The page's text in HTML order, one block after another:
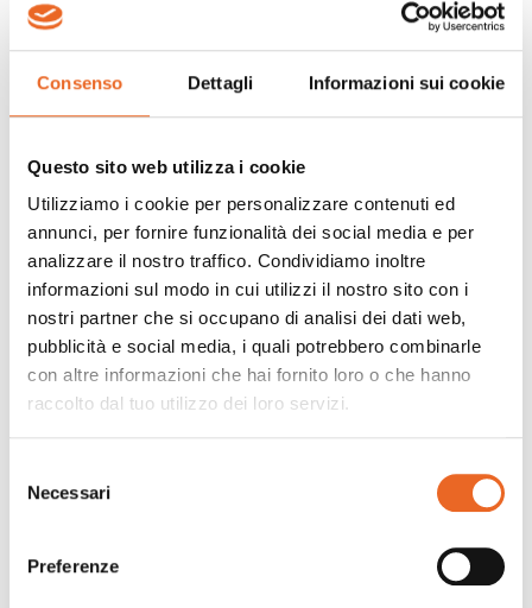
Consenso Dettagli Informazioni sui cookie
Questo sito web utilizza i cookie
Utilizziamo i cookie per personalizzare contenuti ed
annunci, per fornire funzionalità dei social media e per
analizzare il nostro traffico. Condividiamo inoltre
informazioni sul modo in cui utilizzi il nostro sito con i
nostri partner che si occupano di analisi dei dati web,
pubblicità e social media, i quali potrebbero combinarle
con altre informazioni che hai fornito loro o che hanno
raccolto dal tuo utilizzo dei loro servizi.
delNecessari
Preferenze